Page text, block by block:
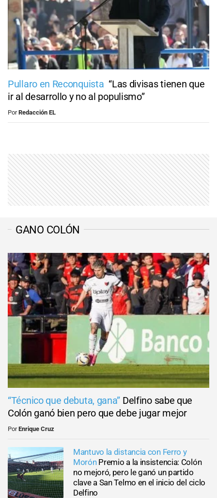
Pullaro en Reconquista “Las divisas tienen que
ir al desarrollo y no al populismo”
Por Redacción EL
GANO COLÓN
“Técnico que debuta, gana” Delfino sabe que
Colón ganó bien pero que debe jugar mejor
PorEnrique Cruz
Mantuvo la distancia con Ferro y
Morón Premio a la insistencia: Colón
no mejoró, pero le ganó un partido
clave a San Telmo en el inicio del ciclo
Delfino